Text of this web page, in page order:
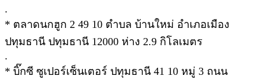
.
* ตลาดนกฮูก 2 49 10 ตำบล บ้านใหม่ อำเภอเมือง
ปทุมธานี ปทุมธานี 12000 ห่าง 2.9 กิโลเมตร
.
* บิ๊กซี ซูเปอร์เซ็นเตอร์ ปทุมธานี 41 10 หมู่ 3 ถนน